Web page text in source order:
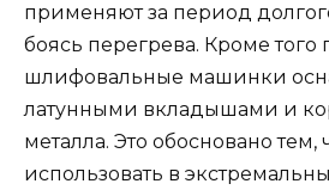
применяют за период
боясь перегрева. Кроме того
шлифовальные машинки
латунными вкладышами и
металла. Это обосновано тем,
использовать в